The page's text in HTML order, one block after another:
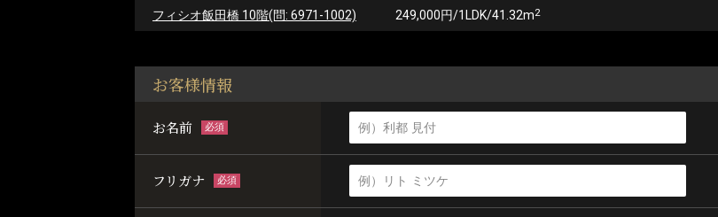
フィシオ飯田橋 10階(問: 6971-1002) 249,000円/1LDK/41.32m2
お客様情報
お名前 必須
フリガナ 必須